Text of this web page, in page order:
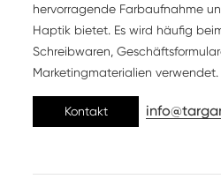
hervorragende Farbaufnahme
Haptik bietet. Es wird häufig
Schreibwaren,
Marketingmaterialien verwendet.
Kontakt